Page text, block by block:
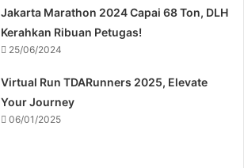
Jakarta Marathon 2024 Capai 68 Ton, DLH
Kerahkan Ribuan Petugas!
25/06/2024
Virtual Run TDARunners 2025, Elevate
Your Journey
06/01/2025